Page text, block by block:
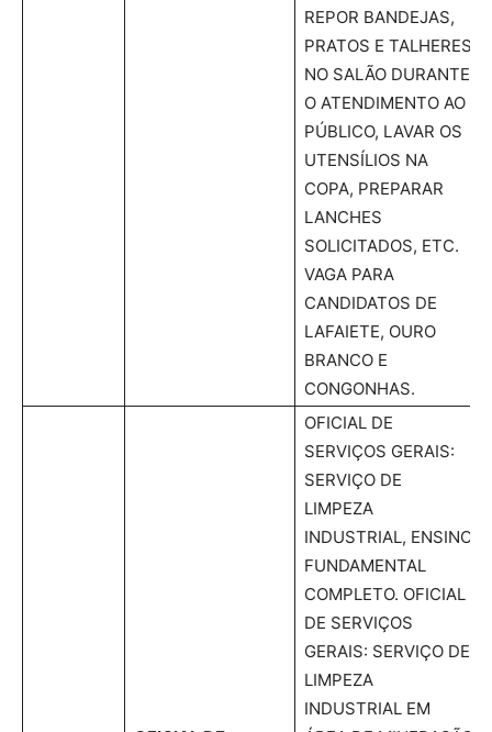
REPOR BANDEJAS,
PRATOS E TALHERES
NO SALÃO DURANTE
O ATENDIMENTO AO
PÚBLICO, LAVAR OS
UTENSÍLIOS NA
COPA, PREPARAR
LANCHES
SOLICITADOS, ETC.
VAGA PARA
CANDIDATOS DE
LAFAIETE, OURO
BRANCO E
CONGONHAS.
OFICIAL DE
SERVIÇOS GERAIS:
SERVIÇO DE
LIMPEZA
INDUSTRIAL, ENSINO
FUNDAMENTAL
COMPLETO. OFICIAL
DE SERVIÇOS
GERAIS: SERVIÇO DE
LIMPEZA
INDUSTRIAL EM